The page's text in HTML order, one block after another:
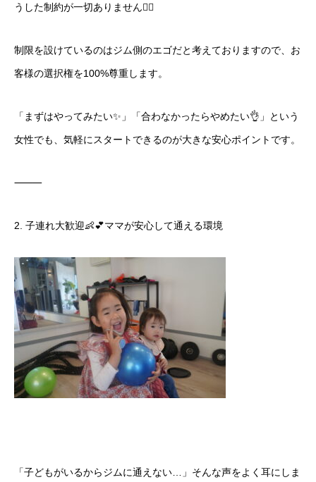
うした制約が一切ありません🙅‍♀️
制限を設けているのはジム側のエゴだと考えておりますので、お
客様の選択権を100%尊重します。
「まずはやってみたい✨」「合わなかったらやめたい👌」という
女性でも、気軽にスタートできるのが大きな安心ポイントです。
⸻
2. 子連れ大歓迎👶💕ママが安心して通える環境
「子どもがいるからジムに通えない…」そんな声をよく耳にしま